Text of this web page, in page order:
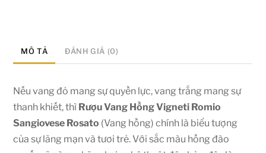
MÔ TẢ ĐÁNH GIÁ (0)
Nếu vang đỏ mang sự quyền lực, vang trắng mang sự
thanh khiết, thì Rượu Vang HồngVigneti Romio
Sangiovese Rosato (Vang hồng) chính là biểu tượng
của sự lãng mạn và tươi trẻ. Với sắc màu hồng đào